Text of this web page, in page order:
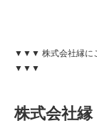
▼▼▼ 株式会社縁に
▼▼▼
株式会社